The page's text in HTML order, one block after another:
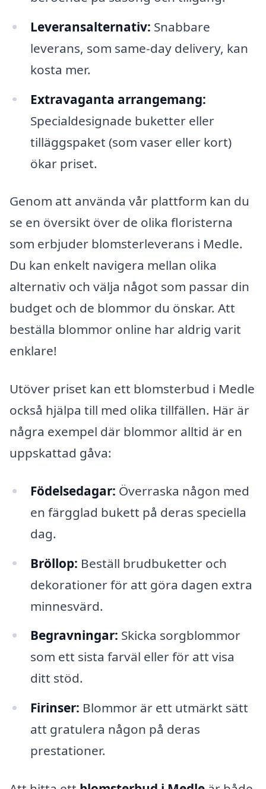
Leveransalternativ: Snabbare
leverans, som same-day delivery, kan
kosta mer.
Extravaganta arrangemang:
Specialdesignade buketter eller
tilläggspaket (som vaser eller kort)
ökar priset.
Genom att använda vår plattform kan du
se en översikt över de olika floristerna
som erbjuder blomsterleverans i Medle.
Du kan enkelt navigera mellan olika
alternativ och välja något som passar din
budget och de blommor du önskar. Att
beställa blommor online har aldrig varit
enklare!
Utöver priset kan ett blomsterbud i Medle
också hjälpa till med olika tillfällen. Här är
några exempel där blommor alltid är en
uppskattad gåva:
Födelsedagar: Överraska någon med
en färgglad bukett på deras speciella
dag.
Bröllop: Beställ brudbuketter och
dekorationer för att göra dagen extra
minnesvärd.
Begravningar: Skicka sorgblommor
som ett sista farväl eller för att visa
ditt stöd.
Firinser: Blommor är ett utmärkt sätt
att gratulera någon på deras
prestationer.